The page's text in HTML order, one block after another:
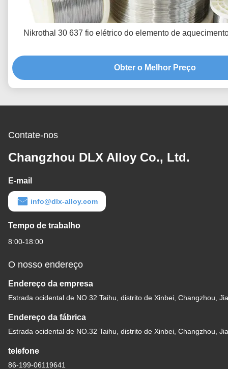
Nikrothal 30 637 fio elétrico do elemento de
Obter o Melhor Preço
Contate-nos
Changzhou DLX Alloy Co., Ltd.
E-mail
info@dlx-alloy.com
Tempo de trabalho
8:00-18:00
O nosso endereço
Endereço da empresa
Estrada ocidental de NO.32 Taihu, distrito de Xinbei, Changzhou,
Endereço da fábrica
Estrada ocidental de NO.32 Taihu, distrito de Xinbei, Changzhou,
telefone
86-199-06119641